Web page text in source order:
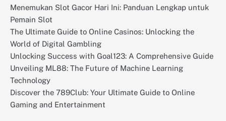
Menemukan Slot Gacor Hari Ini: Panduan Lengkap untuk
Pemain Slot
The Ultimate Guide to Online Casinos: Unlocking the
World of Digital Gambling
Unlocking Success with Goal123: A Comprehensive Guide
Unveiling ML88: The Future of Machine Learning
Technology
Discover the 789Club: Your Ultimate Guide to Online
Gaming and Entertainment